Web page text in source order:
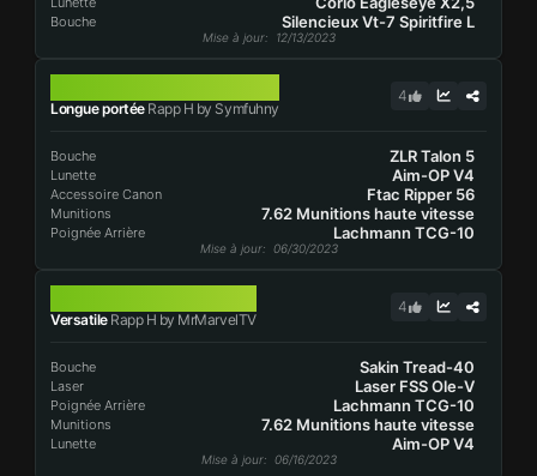
Bouche Silencieux Vt-7 Spiritfire L
Mise à jour: 12/13/2023
Longue portéeRapp H by Symfuhny
4
Bouche ZLR Talon 5
Lunette Aim-OP V4
Accessoire Canon Ftac Ripper 56
Munitions 7.62 Munitions haute vitesse
Poignée Arrière Lachmann TCG-10
Mise à jour: 06/30/2023
VersatileRapp H by MrMarvelTV
4
Bouche Sakin Tread-40
Laser Laser FSS Ole-V
Poignée Arrière Lachmann TCG-10
Munitions 7.62 Munitions haute vitesse
Lunette Aim-OP V4
Mise à jour: 06/16/2023